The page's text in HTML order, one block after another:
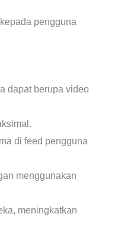
pengguna
dapat berupa video
di feed pengguna
menggunakan
meningkatkan